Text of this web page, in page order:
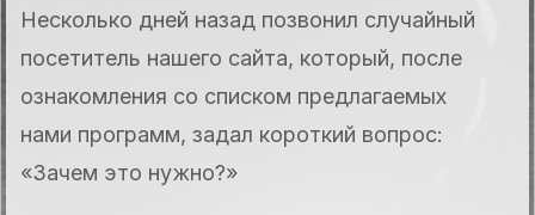
Несколько дней назад позвонил случайный
посетитель нашего сайта, который, после
ознакомления со списком предлагаемых
нами программ, задал короткий вопрос:
«Зачем это нужно?»